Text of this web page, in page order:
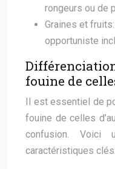
rongeurs ou de
Graines et
opportuniste
fouine de
Il est essentiel de
fouine de celles
confusion. Voici
caractéristiques clés: